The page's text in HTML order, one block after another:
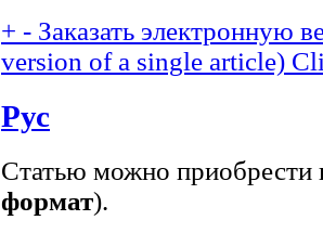
+ - Заказать электронную
version of a single article)
Рус
Статью можно приобрести
формат).